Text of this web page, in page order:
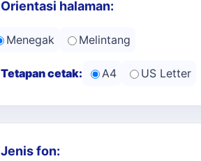
Orientasi halaman:
Menegak Melintang
Tetapan cetak: A4 US Letter
Jenis fon: